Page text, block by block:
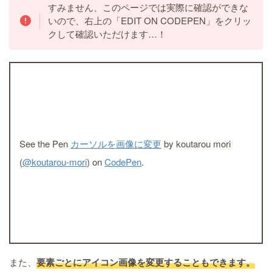
すみません、このページでは実際に確認ができな
いので、右上の「EDIT ON CODEPEN」をクリッ
クして確認いただけます…！
See the Pen カーソルを画像に変更 by koutarou mori
(@koutarou-mori) onCodePen.
また、 要素ごとにアイコン画像を変更することもできます。